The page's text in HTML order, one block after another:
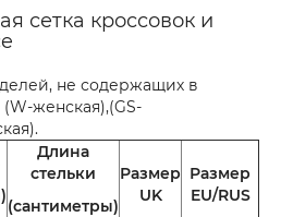
сетка кроссовок и
не содержащих в
женская),(GS-
Длина
стельки
(сантиметры)
Размер
UK
Размер
EU/RUS